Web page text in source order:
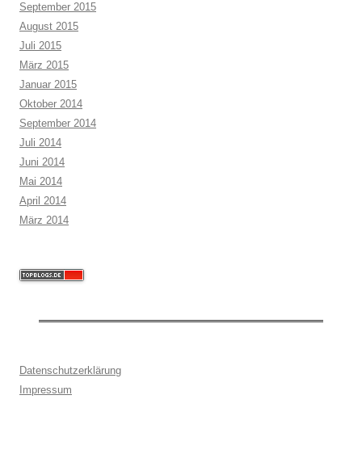
September 2015
August 2015
Juli 2015
März 2015
Januar 2015
Oktober 2014
September 2014
Juli 2014
Juni 2014
Mai 2014
April 2014
März 2014
Datenschutzerklärung
Impressum